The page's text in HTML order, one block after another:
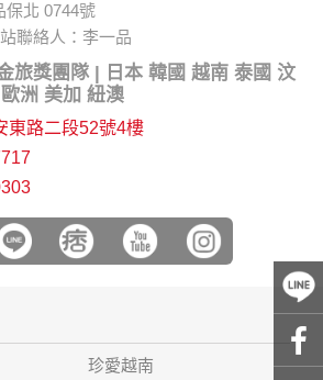
北 0744號
聯絡人：李一品
旅獎團隊 | 日本 韓國 越南 泰國 汶
洲 美加 紐澳
東路二段52號4樓
珍愛越南